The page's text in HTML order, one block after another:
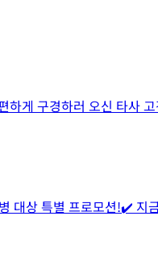
게 구경하러 오신 타사
대상 특별 프로모션!✔️ 지